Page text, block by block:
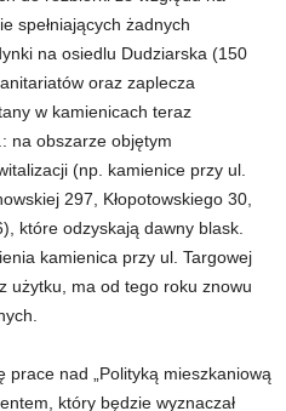
spełniających żadnych
na osiedlu Dudziarska (150
oraz zaplecza
w kamienicach teraz
na obszarze objętym
(np. kamienice przy ul.
297, Kłopotowskiego 30,
które odzyskają dawny blask.
kamienica przy ul. Targowej
użytku, ma od tego roku znowu
prace nad „Polityką mieszkaniową
który będzie wyznaczał